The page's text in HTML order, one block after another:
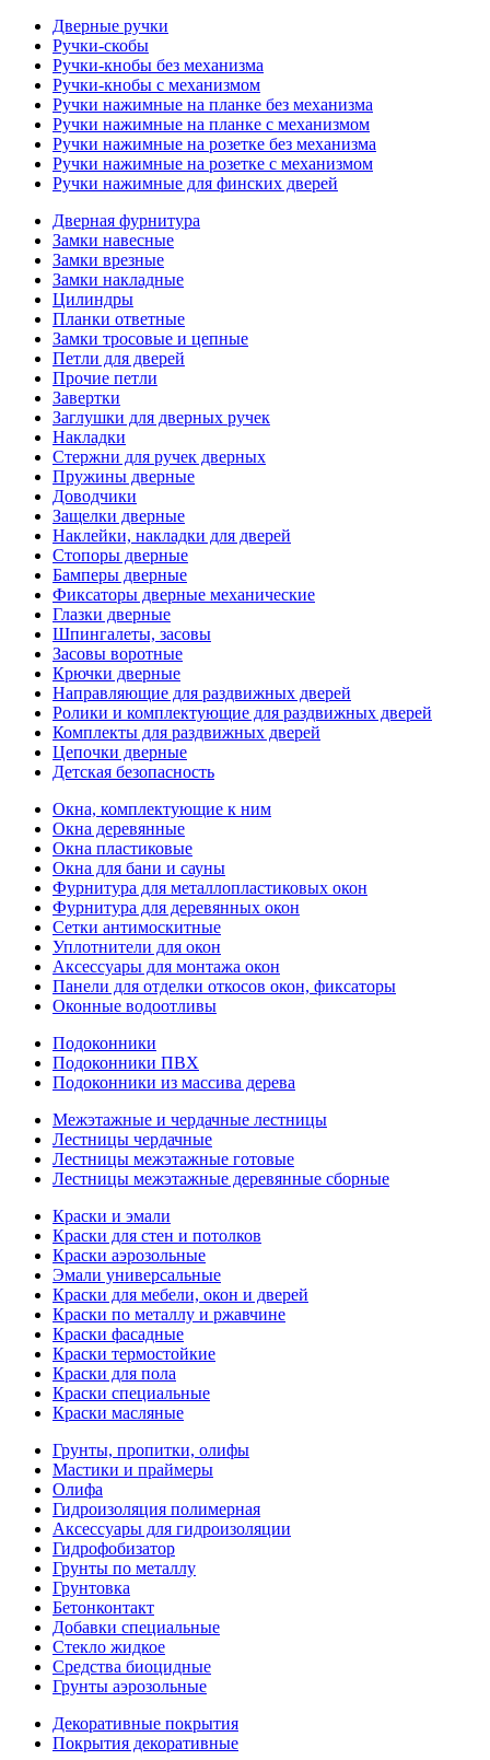
Дверные ручки
Ручки-скобы
Ручки-кнобы без механизма
Ручки-кнобы с механизмом
Ручки нажимные на планке без механизма
Ручки нажимные на планке с механизмом
Ручки нажимные на розетке без механизма
Ручки нажимные на розетке с механизмом
Ручки нажимные для финских дверей
Дверная фурнитура
Замки навесные
Замки врезные
Замки накладные
Цилиндры
Планки ответные
Замки тросовые и цепные
Петли для дверей
Прочие петли
Завертки
Заглушки для дверных ручек
Накладки
Стержни для ручек дверных
Пружины дверные
Доводчики
Защелки дверные
Наклейки, накладки для дверей
Стопоры дверные
Бамперы дверные
Фиксаторы дверные механические
Глазки дверные
Шпингалеты, засовы
Засовы воротные
Крючки дверные
Направляющие для раздвижных дверей
Ролики и комплектующие для раздвижных дверей
Комплекты для раздвижных дверей
Цепочки дверные
Детская безопасность
Окна, комплектующие к ним
Окна деревянные
Окна пластиковые
Окна для бани и сауны
Фурнитура для металлопластиковых окон
Фурнитура для деревянных окон
Сетки антимоскитные
Уплотнители для окон
Аксессуары для монтажа окон
Панели для отделки откосов окон, фиксаторы
Оконные водоотливы
Подоконники
Подоконники ПВХ
Подоконники из массива дерева
Межэтажные и чердачные лестницы
Лестницы чердачные
Лестницы межэтажные готовые
Лестницы межэтажные деревянные сборные
Краски и эмали
Краски для стен и потолков
Краски аэрозольные
Эмали универсальные
Краски для мебели, окон и дверей
Краски по металлу и ржавчине
Краски фасадные
Краски термостойкие
Краски для пола
Краски специальные
Краски масляные
Грунты, пропитки, олифы
Мастики и праймеры
Олифа
Гидроизоляция полимерная
Аксессуары для гидроизоляции
Гидрофобизатор
Грунты по металлу
Грунтовка
Бетонконтакт
Добавки специальные
Стекло жидкое
Средства биоцидные
Грунты аэрозольные
Декоративные покрытия
Покрытия декоративные